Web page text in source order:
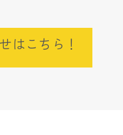
はこちら！